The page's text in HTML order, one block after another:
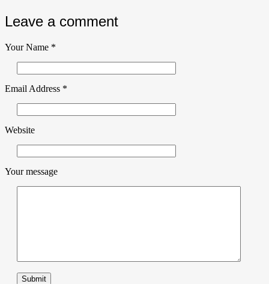
Leave a comment
Your Name *
Email Address *
Website
Your message
Submit